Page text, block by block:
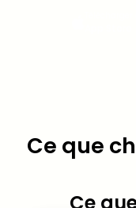
Ce que
Ce